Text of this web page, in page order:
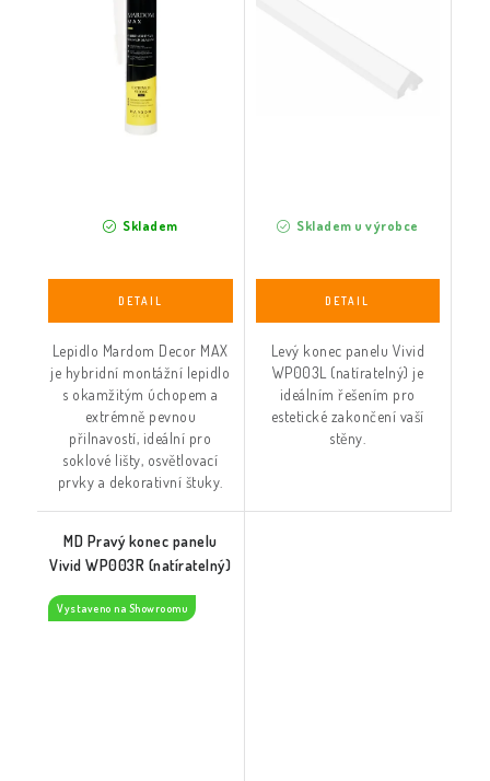
Skladem
Lepidlo Mardom Decor MAX
je hybridní montážní lepidlo
s okamžitým úchopem a
extrémně pevnou
přilnavostí, ideální pro
soklové lišty, osvětlovací
prvky a dekorativní štuky.
Skladem u výrobce
Levý konec panelu Vivid
WP003L (natíratelný) je
ideálním řešením pro
estetické zakončení vaší
stěny.
MD Pravý konec panelu
Vivid WP003R (natíratelný)
Vystaveno na Showroomu